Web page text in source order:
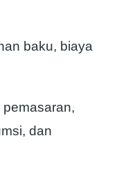
baku, biaya
dan